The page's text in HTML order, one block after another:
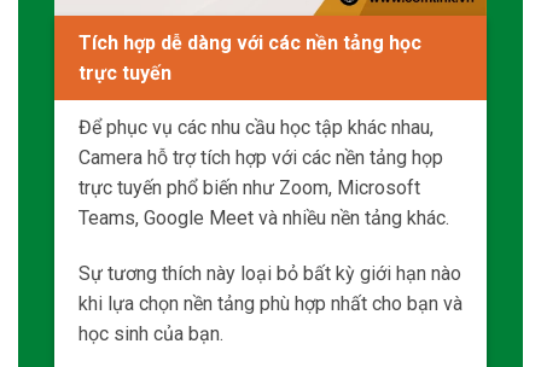
học sinh của bạn.
Cho dù trường học của bạn đã chuẩn hóa trên
một nền tảng cụ thể hoặc cho phép linh hoạt,
Camera mang đến trải nghiệm liền mạch trên
tất cả các nền tảng họp trực tuyến chính.
Giải pháp Chăm sóc Y tế từ xa
Thiết lập dễ dàng và giao diện thân thiện